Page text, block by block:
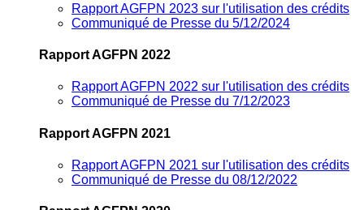
Rapport AGFPN 2023 sur l'utilisation des crédits
Communiqué de Presse du 5/12/2024
Rapport AGFPN 2022
Rapport AGFPN 2022 sur l'utilisation des crédits
Communiqué de Presse du 7/12/2023
Rapport AGFPN 2021
Rapport AGFPN 2021 sur l'utilisation des crédits
Communiqué de Presse du 08/12/2022